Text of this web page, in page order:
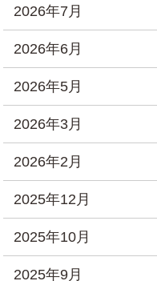
2026年7月
2026年6月
2026年5月
2026年3月
2026年2月
2025年12月
2025年10月
2025年9月